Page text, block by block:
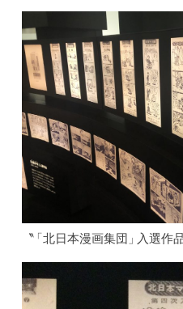
〝「北日本漫画集団 」 入選作